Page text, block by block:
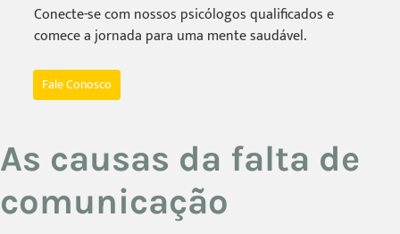
Conecte-se com nossos psicólogos qualificados e
comece a jornada para uma mente saudável.
Fale Conosco
As causas da falta de
comunicação